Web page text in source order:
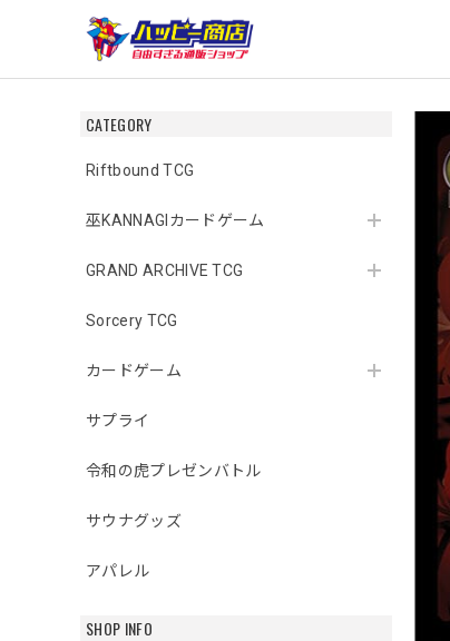
CATEGORY
Riftbound TCG
巫KANNAGIカードゲーム
GRAND ARCHIVE TCG
Sorcery TCG
カードゲーム
サプライ
令和の虎プレゼンバトル
サウナグッズ
アパレル
SHOP INFO